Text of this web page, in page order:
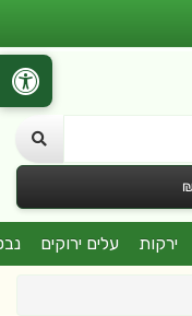
ירקות עלים ירוקים